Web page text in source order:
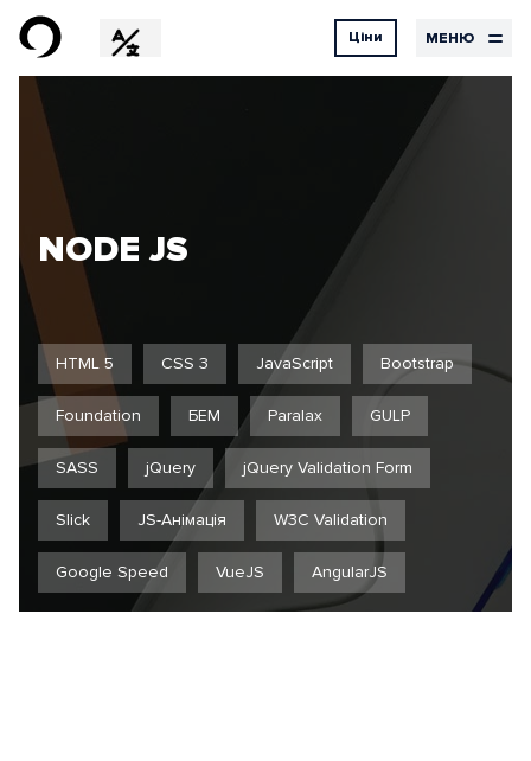
EN
RU
DE
Ціни МЕНЮ
Ціни
послуги
Дизайн
Розробка
Хостинг
Наші
послуги
журнал
Проекти Відгуки
Графічний дизайн
NODE JS
HTML 5 CSS 3 JavaScript Bootstrap
Foundation БЕМ Paralax GULP
SASS jQuery jQuery Validation Form
Slick JS-Анімація W3C Validation
Google Speed VueJS AngularJS